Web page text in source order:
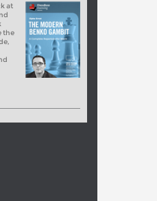
at
the